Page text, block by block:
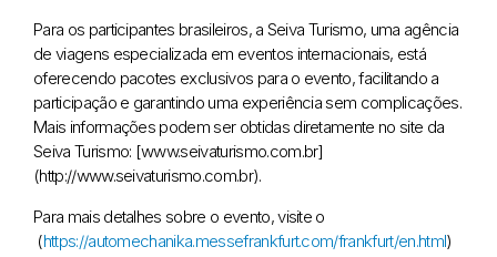
Para os participantes brasileiros, a Seiva Turismo, uma agência
de viagens especializada em eventos internacionais, está
oferecendo pacotes exclusivos para o evento, facilitando a
participação e garantindo uma experiência sem complicações.
Mais informações podem ser obtidas diretamente no site da
Seiva Turismo: [www.seivaturismo.com.br]
(http://www.seivaturismo.com.br).
Para mais detalhes sobre o evento, visite o
(https://automechanika.messefrankfurt.com/frankfurt/en.html)